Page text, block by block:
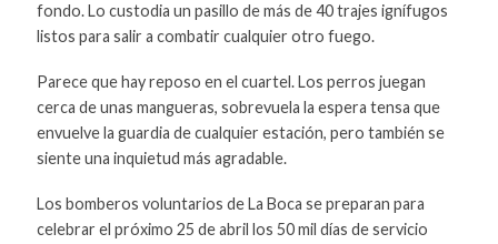
fondo. Lo custodia un pasillo de más de 40 trajes ignífugos
listos para salir a combatir cualquier otro fuego.
Parece que hay reposo en el cuartel. Los perros juegan
cerca de unas mangueras, sobrevuela la espera tensa que
envuelve la guardia de cualquier estación, pero también se
siente una inquietud más agradable.
Los bomberos voluntarios de La Boca se preparan para
celebrar el próximo 25 de abril los 50 mil días de servicio